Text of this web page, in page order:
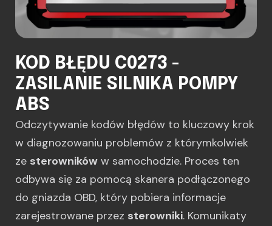
KOD BŁĘDU C0273 -
ZASILANIE SILNIKA POMPY
ABS
Odczytywanie kodów błędów to kluczowy krok
w diagnozowaniu problemów z którymkolwiek
ze sterowników w samochodzie. Proces ten
odbywa się za pomocą skanera podłączonego
do gniazda OBD, który pobiera informacje
zarejestrowane przez sterowniki. Komunikaty